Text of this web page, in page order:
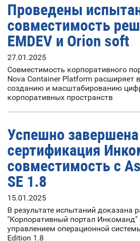
Проведены
совместимость
EMDEV и Orion soft
27.01.2025
Совместимость корпоративного
Nova Container Platform расширяет
созданию и масштабированию
корпоративных пространств
Успешно завершена
сертификация
совместимость с
SE 1.8
15.01.2025
В результате испытаний доказана
"Корпоративный портал Инкоманд"
управлением операционной
Edition 1.8